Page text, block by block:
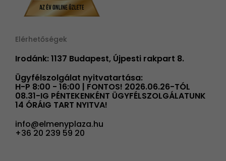
Elérhetőségek
Irodánk: 1137 Budapest, Újpesti rakpart 8.
Ügyfélszolgálat nyitvatartása:
H-P 8:00 - 16:00 | FONTOS! 2026.06.26-TÓL
08.31-IG PÉNTEKENKÉNT ÜGYFÉLSZOLGÁLATUNK
14 ÓRÁIG TART NYITVA!
info@elmenyplaza.hu
+36 20 239 59 20